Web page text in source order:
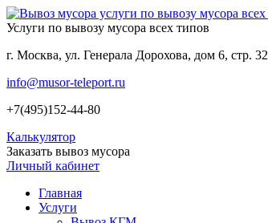
Услуги по вывозу мусора всех типов
г. Москва, ул. Генерала Дорохова, дом 6, стр. 32
info@musor-teleport.ru
+7(495)152-44-80
Калькулятор
Заказать вывоз мусора
Личный кабинет
Главная
Услуги